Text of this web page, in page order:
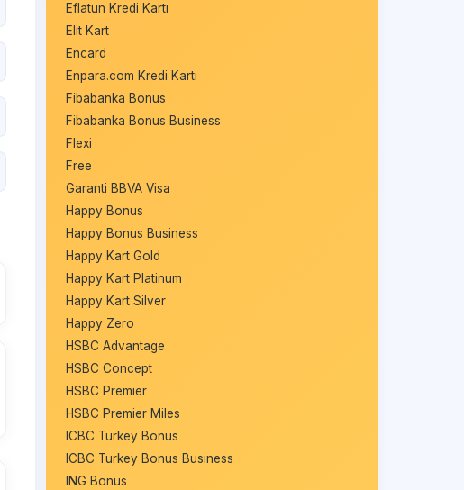
Eflatun Kredi Kartı
Elit Kart
Encard
Enpara.com Kredi Kartı
Fibabanka Bonus
Fibabanka Bonus Business
Flexi
Free
Garanti BBVA Visa
Happy Bonus
Happy Bonus Business
Happy Kart Gold
Happy Kart Platinum
Happy Kart Silver
Happy Zero
HSBC Advantage
HSBC Concept
HSBC Premier
HSBC Premier Miles
ICBC Turkey Bonus
ICBC Turkey Bonus Business
ING Bonus